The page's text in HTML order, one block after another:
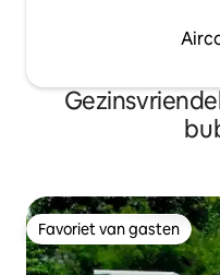
Favoriet van gasten
Favoriet van gasten